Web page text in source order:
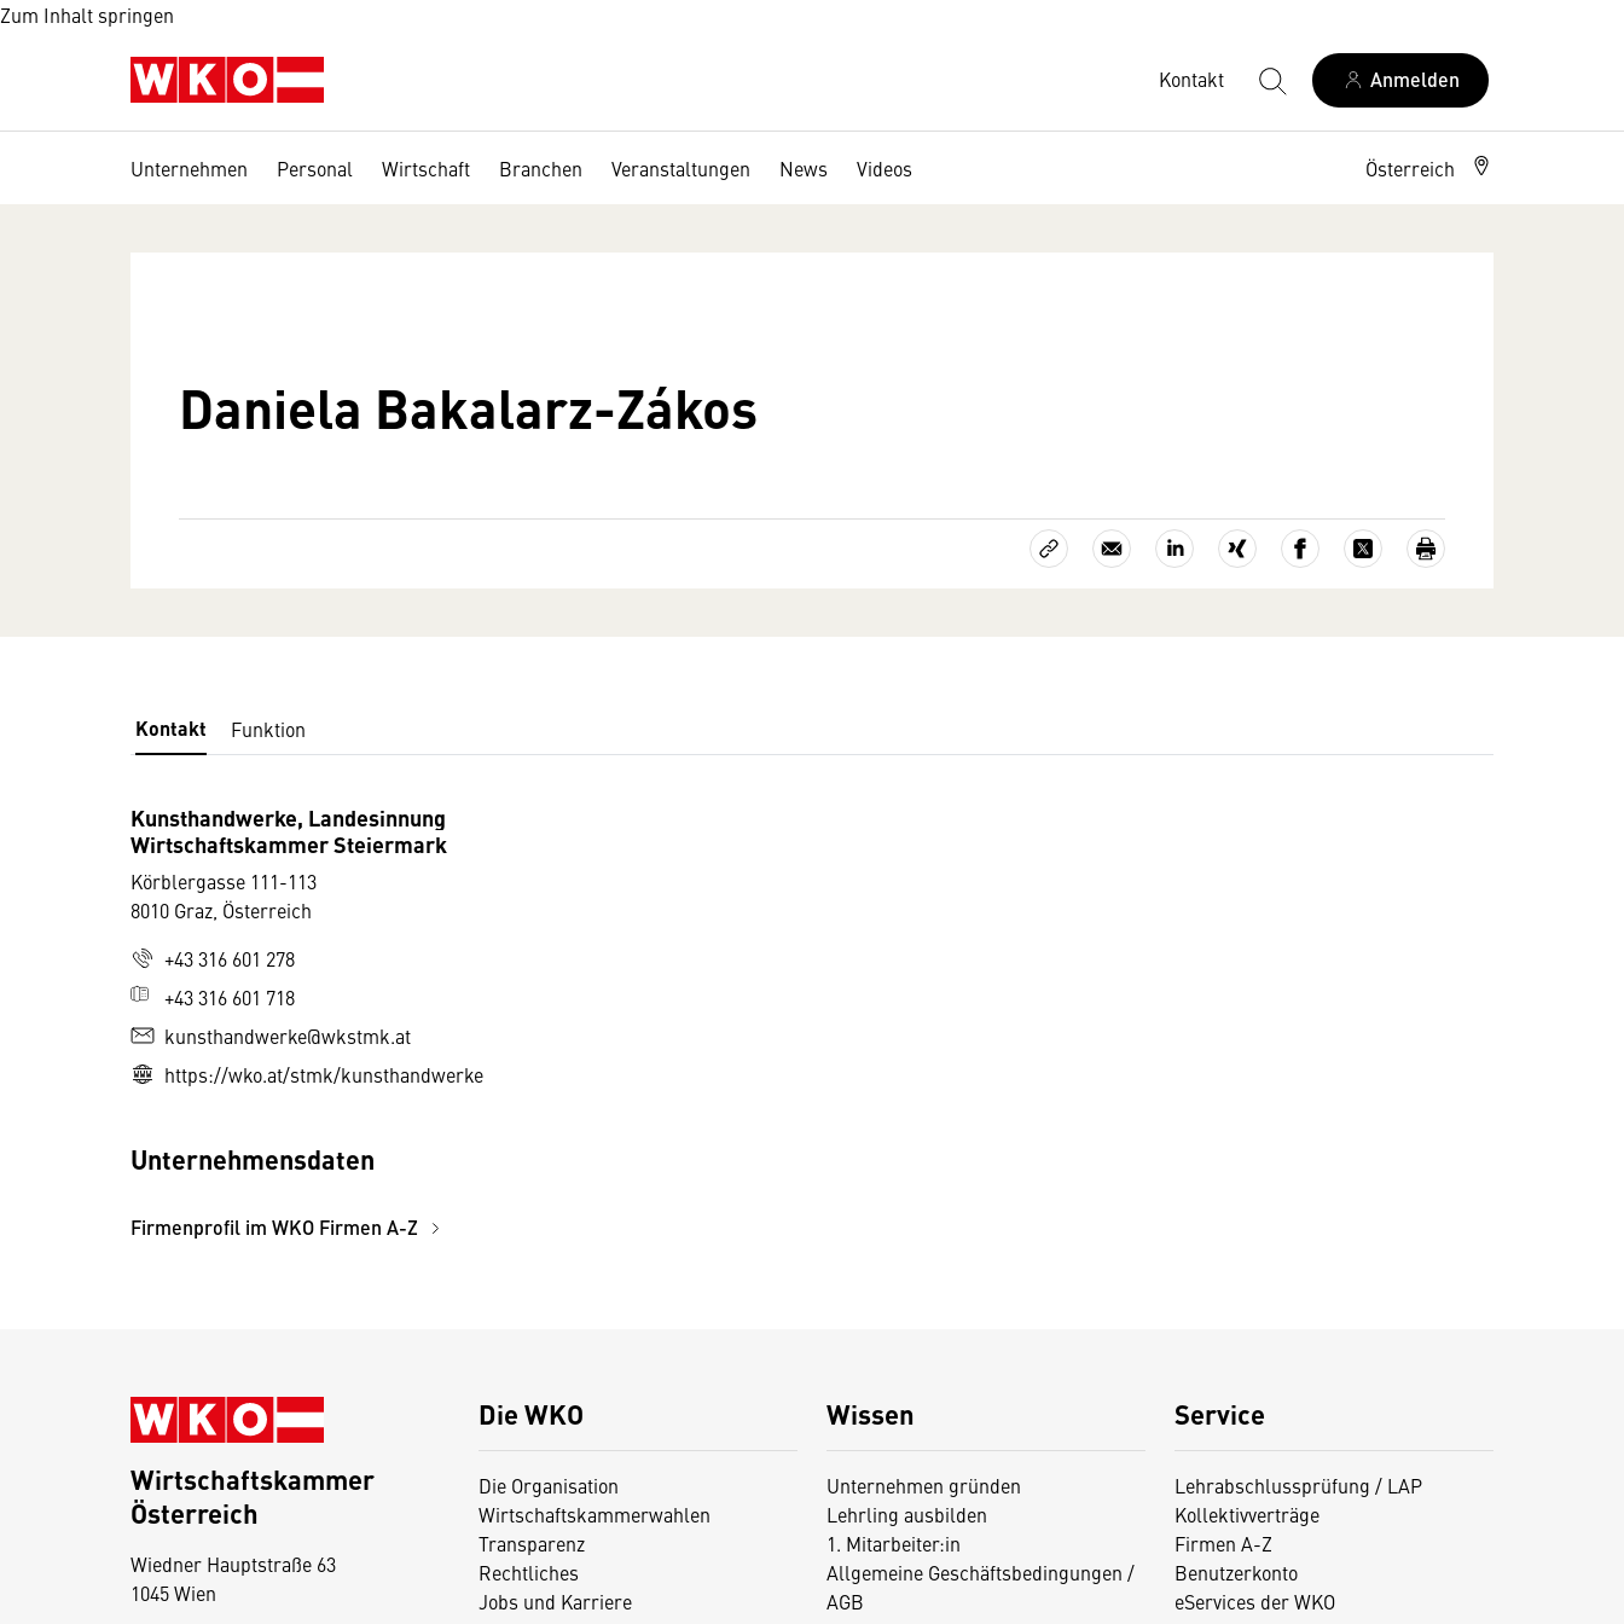
Zum Inhalt springen
Kontakt Anmelden
Unternehmen Personal Wirtschaft Branchen Veranstaltungen News Videos Österreich
Daniela Bakalarz-Zákos
Kontakt Funktion
Kunsthandwerke, Landesinnung
Wirtschaftskammer Steiermark
Körblergasse 111-113
8010 Graz, Österreich
+43 316 601 278
+43 316 601 718
kunsthandwerke@wkstmk.at
https://wko.at/stmk/kunsthandwerke
Unternehmensdaten
Firmenprofil im WKO Firmen A-Z
Die WKO
Die Organisation
Wirtschaftskammerwahlen
Transparenz
Rechtliches
Jobs und Karriere
Wissen
Unternehmen gründen
Lehrling ausbilden
1. Mitarbeiter:in
Allgemeine Geschäftsbedingungen /
AGB
Service
Lehrabschlussprüfung / LAP
Kollektivverträge
Firmen A-Z
Benutzerkonto
eServices der WKO
Wirtschaftskammer
Österreich
Wiedner Hauptstraße 63
1045 Wien